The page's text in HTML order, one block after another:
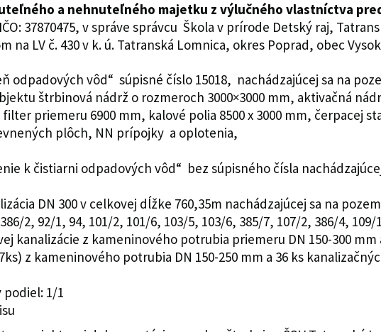
a nehnuteľného majetku z výlučného vlastníctva
37870475, v správe správcu Škola v prírode Detský raj,
na LV č. 430 v k. ú. Tatranská Lomnica, okres Poprad, obec
odpadových vôd“ súpisné číslo 15018, nachádzajúcej sa na
štrbinová nádrž o rozmeroch 3000×3000 mm, aktivačná
priemeru 6900 mm, kalové polia 8500 x 3000 mm, čerpacej
plôch, NN prípojky a oplotenia,
k čistiarni odpadových vôd“ bez súpisného čísla
DN 300 v celkovej dĺžke 760,35m nachádzajúcej sa na
2, 92/1, 94, 101/2, 101/6, 103/5, 103/6, 385/7, 107/2, 386/4,
kanalizácie z kameninového potrubia priemeru DN 150-300
z kameninového potrubia DN 150-250 mm a 36 ks
1/1